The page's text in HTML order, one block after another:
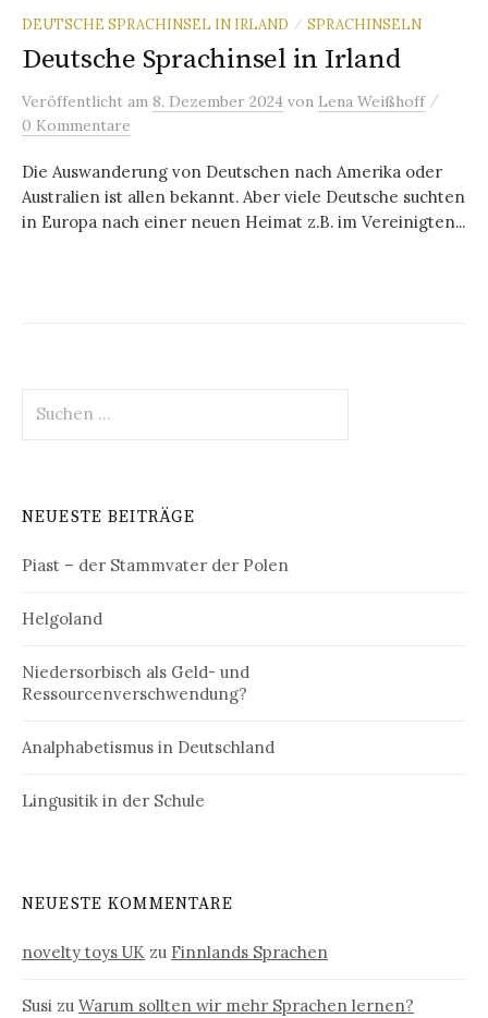
DEUTSCHE SPRACHINSEL IN IRLAND / SPRACHINSELN
Deutsche Sprachinsel in Irland
Veröffentlicht am 8. Dezember 2024 von Lena Weißhoff /
0 Kommentare
Die Auswanderung von Deutschen nach Amerika oder
Australien ist allen bekannt. Aber viele Deutsche suchten
in Europa nach einer neuen Heimat z.B. im Vereinigten...
nach:
NEUESTE BEITRÄGE
Piast – der Stammvater der Polen
Helgoland
Niedersorbisch als Geld- und
Ressourcenverschwendung?
Analphabetismus in Deutschland
Lingusitik in der Schule
NEUESTE KOMMENTARE
novelty toys UK zu Finnlands Sprachen
Susi zu Warum sollten wir mehr Sprachen lernen?